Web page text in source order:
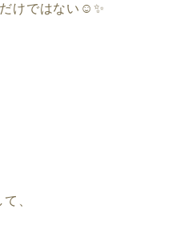
けではない☺️✨
、